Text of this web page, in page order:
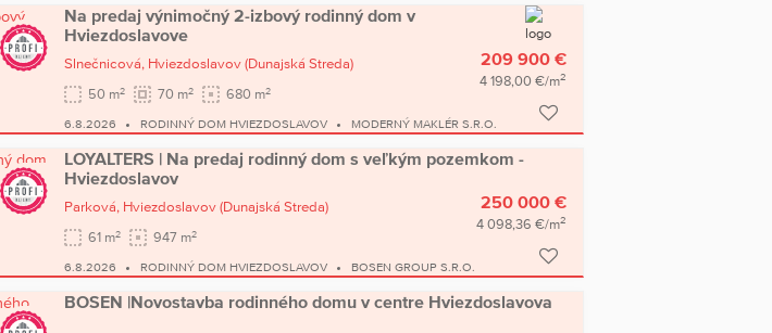
Na predaj výnimočný 2-izbový rodinný dom v
Hviezdoslavove
Slnečnicová, Hviezdoslavov (Dunajská Streda)
50 m2 70 m2 680 m2
209 900 €
4 198,00 €/m2
6.8.2026 RODINNÝ DOM HVIEZDOSLAVOV MODERNÝ MAKLÉR S.R.O.
LOYALTERS | Na predaj rodinný dom s veľkým pozemkom -
Hviezdoslavov
Parková, Hviezdoslavov (Dunajská Streda)
61 m2 947 m2
250 000 €
4 098,36 €/m2
6.8.2026 RODINNÝ DOM HVIEZDOSLAVOV BOSEN GROUP S.R.O.
BOSEN |Novostavba rodinného domu v centre Hviezdoslavova